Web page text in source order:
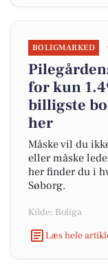
BOLIGMARKED
for kun
billigste
her
Måske vil du
eller måske
her finder du i
Søborg.
Kilde: Boliga
Læs hele